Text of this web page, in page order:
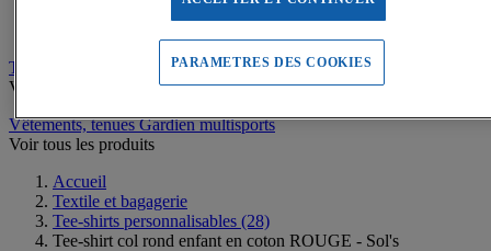
Tee-shirts personnalisables
Voir tous les produits
Vêtements, tenues Gardien multisports
Voir tous les produits
Accueil
Textile et bagagerie
Tee-shirts personnalisables (28)
Tee-shirt col rond enfant en coton ROUGE - Sol's
PARAMETRES DES COOKIES